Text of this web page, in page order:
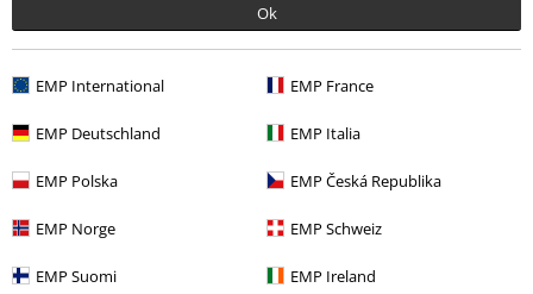
Ok
EMP International EMP France
EMP Deutschland EMP Italia
EMP Polska EMP Česká Republika
EMP Norge EMP Schweiz
EMP Suomi EMP Ireland
More categories. More options.
Tema Sort tøj Sorte jakker
Tema Sort tøj Sorte sweatere & cardigans
Tøjmærker Tøj
Tøjmærker Tøj
Tøjmærker Dame